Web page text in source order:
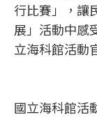
行比賽」，讓
展」活動中感
立海科館活動
國立海科館活